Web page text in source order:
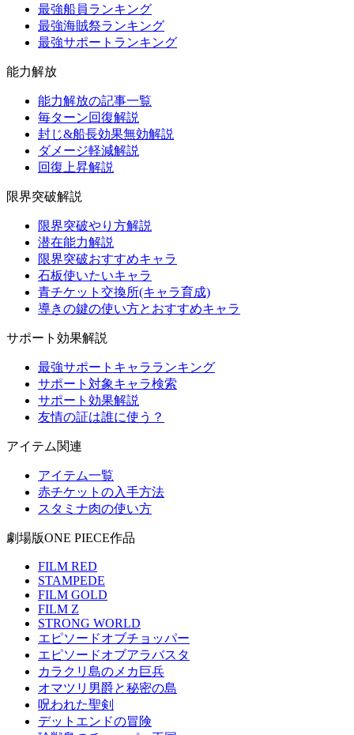
最強船員ランキング
最強海賊祭ランキング
最強サポートランキング
能力解放
能力解放の記事一覧
毎ターン回復解説
封じ&船長効果無効解説
ダメージ軽減解説
回復上昇解説
限界突破解説
限界突破やり方解説
潜在能力解説
限界突破おすすめキャラ
石板使いたいキャラ
青チケット交換所(キャラ育成)
導きの鍵の使い方とおすすめキャラ
サポート効果解説
最強サポートキャラランキング
サポート対象キャラ検索
サポート効果解説
友情の証は誰に使う？
アイテム関連
アイテム一覧
赤チケットの入手方法
スタミナ肉の使い方
劇場版ONE PIECE作品
FILM RED
STAMPEDE
FILM GOLD
FILM Z
STRONG WORLD
エピソードオブチョッパー
エピソードオブアラバスタ
カラクリ島のメカ巨兵
オマツリ男爵と秘密の島
呪われた聖剣
デットエンドの冒険